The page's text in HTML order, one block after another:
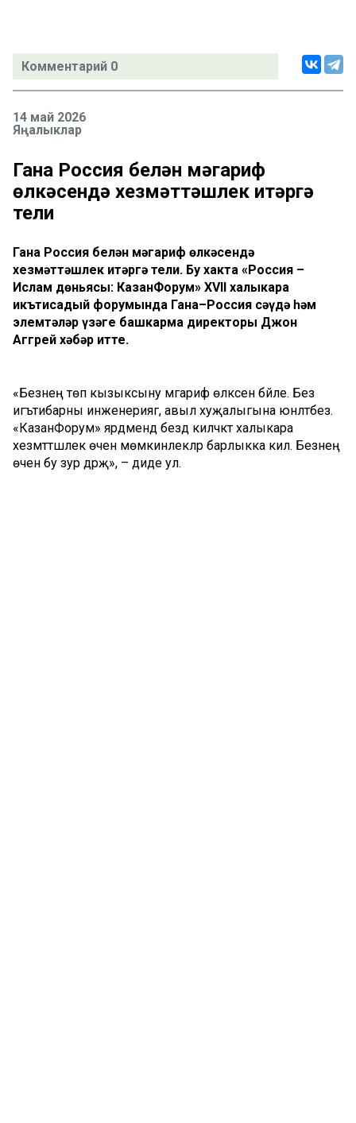
Комментарий 0
14 май 2026
Яңалыклар
Гана Россия белән мәгариф
өлкәсендә хезмәттәшлек итәргә
тели
Гана Россия белән мәгариф өлкәсендә
хезмәттәшлек итәргә тели. Бу хакта «Россия –
Ислам дөньясы: КазанФорум» XVII халыкара
икътисадый форумында Гана–Россия сәүдә һәм
элемтәләр үзәге башкарма директоры Джон
Аггрей хәбәр итте.
«Безнең төп кызыксыну мәгариф өлкәсенә бәйле. Без
игътибарны инженериягә, авыл хуҗалыгына юнәлтәбез.
«КазанФорум» ярдәмендә бездә киләчәктә халыкара
хезмәттәшлек өчен мөмкинлекләр барлыкка килә. Безнең
өчен бу зур дәрәҗә», – диде ул.